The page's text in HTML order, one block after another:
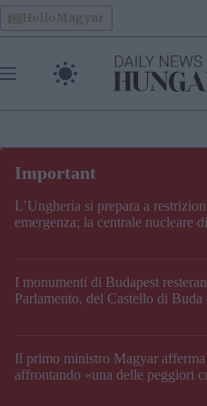
Skip
to
content
HelloMagyar
L’Ungheria si prepara a
emergenza; la centrale nucleare
I monumenti di Budapest
Parlamento, del Castello di Buda
Il primo ministro Magyar afferma
affrontando «una delle peggiori